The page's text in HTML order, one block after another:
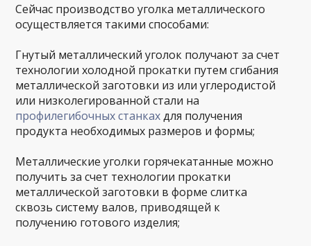
Сейчас производство уголка металлического
осуществляется такими способами:
Гнутый металлический уголок получают за счет
технологии холодной прокатки путем сгибания
металлической заготовки из или углеродистой
или низколегированной стали на
профилегибочных станкахдля получения
продукта необходимых размеров и формы;
Металлические уголки горячекатанные можно
получить за счет технологии прокатки
металлической заготовки в форме слитка
сквозь систему валов, приводящей к
получению готового изделия;